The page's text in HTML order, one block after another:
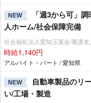
NEW
「週3から可」
人ホーム/社会保障完備
社会福祉法人愛知玉葉会/養護
時給1,140円
アルバイト・パート / 愛知県
NEW
自動車製品のリ
い/工場・製造